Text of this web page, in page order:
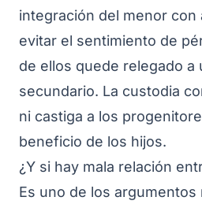
integración del menor con
evitar el sentimiento de
de ellos quede relegado a
secundario. La custodia
ni castiga a los
beneficio de los hijos.
¿Y si hay mala relación
Es uno de los argumentos